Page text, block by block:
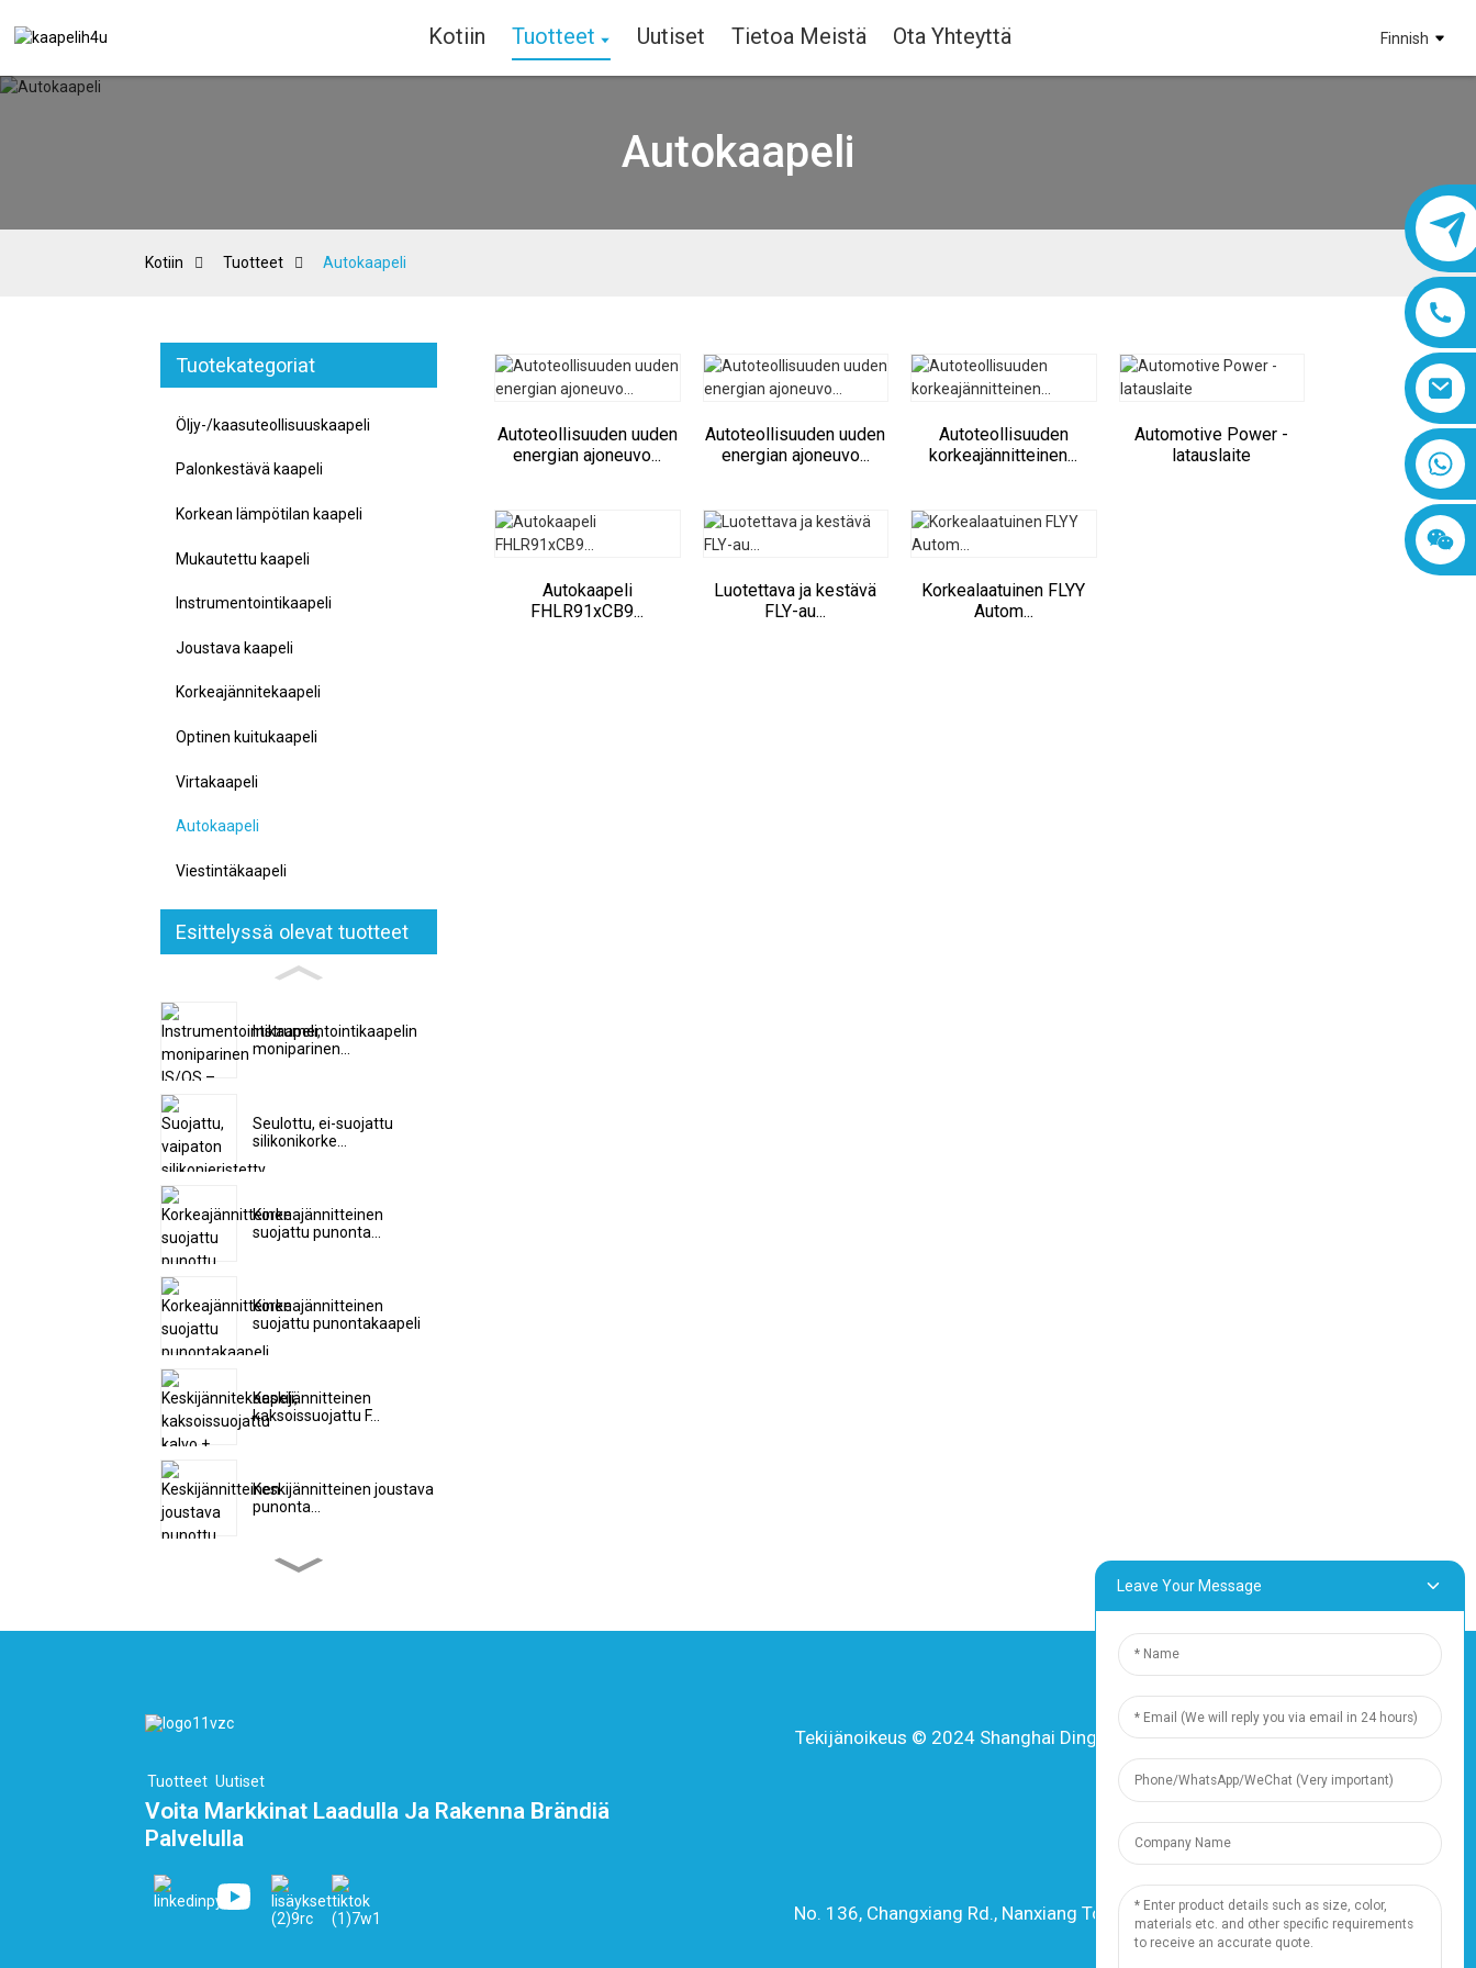
Kotiin Tuotteet Uutiset Tietoa Meistä Ota Yhteyttä Finnish
Autokaapeli
Kotiin Tuotteet Autokaapeli
Tuotekategoriat
Öljy-/kaasuteollisuuskaapeli
Palonkestävä kaapeli
Korkean lämpötilan kaapeli
Mukautettu kaapeli
Instrumentointikaapeli
Joustava kaapeli
Korkeajännitekaapeli
Optinen kuitukaapeli
Virtakaapeli
Autokaapeli
Viestintäkaapeli
Esittelyssä olevat tuotteet
Instrumentointikaapelin
moniparinen...
Seulottu, ei-suojattu
silikonikorke...
Korkeajännitteinen
suojattu punonta...
Korkeajännitteinen
suojattu punontakaapeli
Keskijännitteinen
kaksoissuojattu F...
Keskijännitteinen joustava
punonta...
Mukautettu
10-ytimiset...
ja kryogeeninen...
Autoteollisuuden uuden
energian ajoneuvo...
Autoteollisuuden uuden
energian ajoneuvo...
Autoteollisuuden
korkeajännitteinen...
Automotive Power -
latauslaite
Autokaapeli
FHLR91xCB9...
Luotettava ja kestävä
FLY-au...
Korkealaatuinen FLYY
Autom...
Tuotteet Uutiset
Voita Markkinat Laadulla Ja Rakenna Brändiä
Palvelulla
Tekijänoikeus © 2024 Shanghai Dingzun Electric & Cable Co., Ltd.
Kaikki oikeudet pidätetään.
- Sivukartta- Resource
Resurssi
No. 136, Changxiang Rd., Nanxiang Town, 201802, Shanghai, Kiina
Puh: +86 18019377761
Leave Your Message